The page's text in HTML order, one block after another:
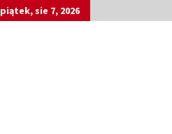
piątek, sie 7, 2026